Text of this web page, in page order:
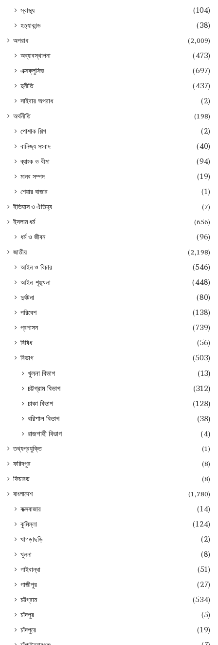
স্বাস্থ্য
(104)
হত্যাকান্ড
(38)
অপরাধ (2,009)
অব্যাবস্থাপনা
(473)
এক্সক্লুসিভ
(697)
দুর্নীতি
(437)
সাইবার অপরাধ
(2)
অর্থনীতি (198)
পোশাক শিল্প
(2)
বানিজ্য সংবাদ
(40)
ব্যাংক ও বীমা
(94)
মানব সম্পদ
(19)
শেয়ার বাজার
(1)
ইতিহাস ও ঐতিহ্য
(7)
ইসলাম ধর্ম
(656)
ধর্ম ও জীবন (96)
জাতীয় (2,198)
আইন ও বিচার
(546)
আইন-শৃঙ্খলা
(448)
দুর্ঘটনা
(80)
পরিবেশ
(138)
প্রশাসন
(739)
বিবিধ
(56)
বিভাগ
(503)
খুলনা বিভাগ
(13)
চট্টগ্রাম বিভাগ
(312)
ঢাকা বিভাগ
(128)
বরিশাল বিভাগ
(38)
রাজশাহী বিভাগ
(4)
তথ্যপ্রযুক্তি
(1)
ফরিদপুর
(8)
ফিচারড
(8)
বাংলাদেশ
(1,780)
কক্সবাজার
(14)
কুমিল্লা
(124)
খাগড়াছড়ি
(2)
খুলনা
(8)
গাইবান্ধা
(51)
গাজীপুর
(27)
চট্টগ্রাম
(534)
চাঁদপুর
(5)
চাঁদপুরে
(19)